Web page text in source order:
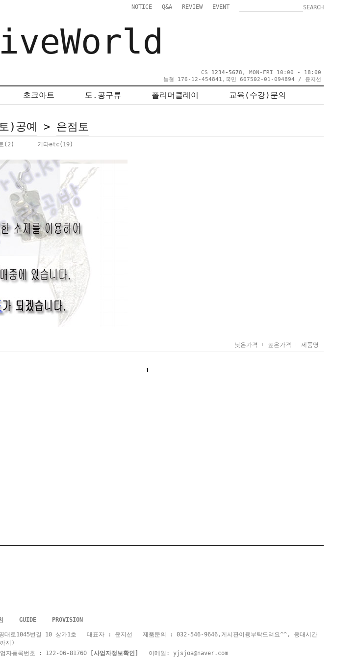
NOTICE Q&A REVIEW EVENT SEARCH
CS 1234-5678 , MON-FRI 10:00 - 18:00
농협 176-12-454841,국민 667502-01-094894 / 윤지선
초크아트 도.공구류 폴리머클레이 교육(수강)문의
)공예 > 은점토
(2) 기타etc(19)
낮은가격 높은가격 제품명
1
GUIDE PROVISION
대로1045번길 10 상가1호 대표자 : 윤지선 제품문의 : 032-546-9646,게시판이용부탁드려요^^, 응대시간
지)
자등록번호 : 122-06-81760
[사업자정보확인] 이메일: yjsjoa@naver.com